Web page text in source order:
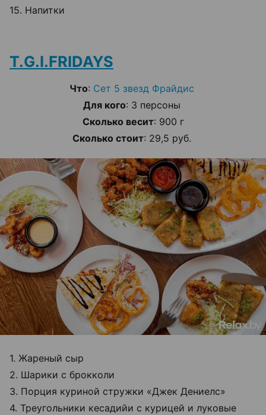
15. Напитки
T.G.I.FRIDAYS
Что: Сет 5 звезд Фрайдис
Для кого: 3 персоны
Сколько весит: 900 г
Сколько стоит: 29,5 руб.
1. Жареный сыр
2. Шарики с брокколи
3. Порция куриной стружки «Джек Дениелс»
4. Треугольники кесадийи с курицей и луковые